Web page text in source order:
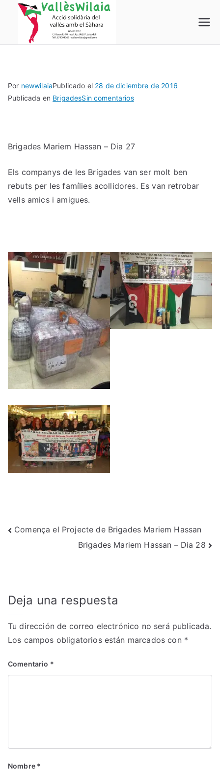
Saltar
contenido
Acció Solidària del Vallés
amb el Sáhara
Por newwilaiaPublicado el 28 de diciembre de 2016
Publicada en BrigadesSin comentariosen
Dia
Brigades Mariem Hassan – Dia 27
Els companys de les Brigades van ser molt ben
rebuts per les famílies acollidores. Es van retrobar
vells amics i amigues.
Navegación
Comença el Projecte de Brigades Mariem Hassan
Brigades Mariem Hassan – Dia 28
Deja una respuesta
Tu dirección de correo electrónico no será publicada.
Los campos obligatorios están marcados con *
Comentario *
Nombre *